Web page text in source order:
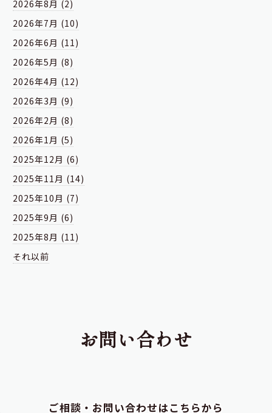
2026年8月 (2)
2026年7月 (10)
2026年6月 (11)
2026年5月 (8)
2026年4月 (12)
2026年3月 (9)
2026年2月 (8)
2026年1月 (5)
2025年12月 (6)
2025年11月 (14)
2025年10月 (7)
2025年9月 (6)
2025年8月 (11)
それ以前
お問い合わせ
ご相談・お問い合わせはこちらから